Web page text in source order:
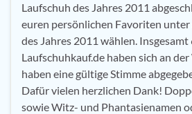
Laufschuh des Jahres 2011
euren persönlichen Favoriten unter
des Jahres 2011 wählen.
Laufschuhkauf.de haben sich an
haben eine gültige Stimme
Dafür vielen herzlichen Dank!
sowie Witz- und Phantasienamen